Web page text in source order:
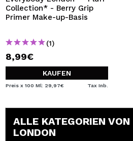
Collection* - Berry Grip
Primer Make-up-Basis
(1)
8,99€
KAUFEN
Preis x 100 Ml: 29,97€ Tax Inb.
ALLE KATEGORIEN VON
LONDON